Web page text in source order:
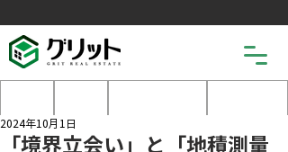
「境界立会い」と「地積測量
2024年10月1日